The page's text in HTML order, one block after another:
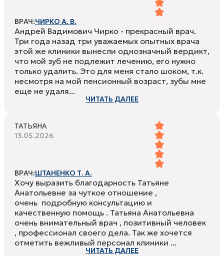
ВРАЧ:ЧИРКО А. В.
Андрей Вадимович Чирко - прекрасный врач.
Три года назад три уважаемых опытных врача
этой же клиники вынесли однозначный вердикт,
что мой зуб не подлежит лечению, его нужно
только удалить. Это для меня стало шоком, т.к.
несмотря на мой пенсионный возраст, зубы мне
еще не удаля...
ЧИТАТЬ ДАЛЕЕ
ТАТЬЯНА
13.05.2026
ВРАЧ:ШТАНЕНКО Т. А.
Хочу выразить благодарность Татьяне
Анатольевне за чуткое отношение ,
очень подробную консультацию и
качественную помощь . Татьяна Анатольевна
очень внимательный врач , позитивный человек
, профессионал своего дела. Так же хочется
отметить вежливый персонал клиники ...
ЧИТАТЬ ДАЛЕЕ